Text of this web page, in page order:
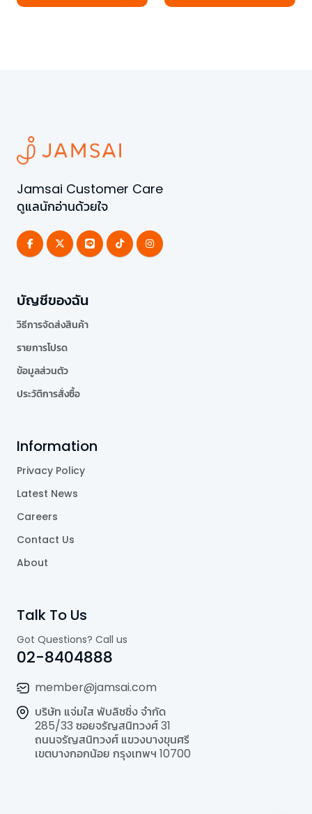
Jamsai Customer Care
ดูแลนักอ่านด้วยใจ
บัญชีของฉัน
วิธีการจัดส่งสินค้า
รายการโปรด
ข้อมูลส่วนตัว
ประวัติการสั่งซื้อ
Information
Privacy Policy
Latest News
Careers
Contact Us
About
Talk To Us
Got Questions? Call us
02-8404888
member@jamsai.com
บริษัท แจ่มใส พับลิชชิ่ง จำกัด
285/33 ซอยจรัญสนิทวงศ์ 31
ถนนจรัญสนิทวงศ์ แขวงบางขุนศรี
เขตบางกอกน้อย กรุงเทพฯ 10700